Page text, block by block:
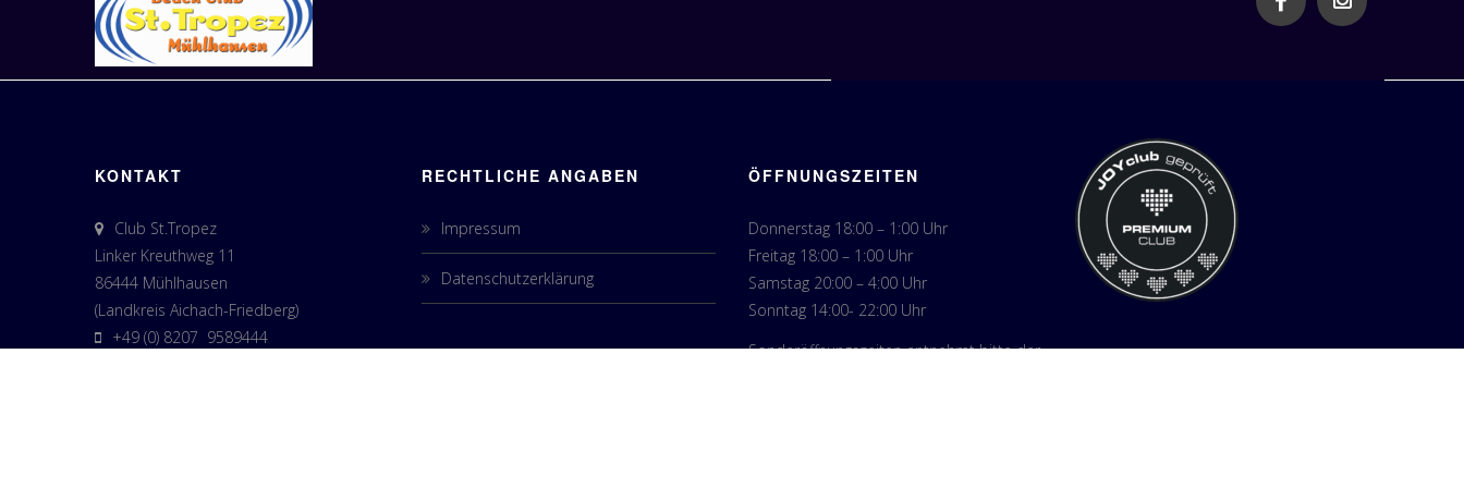
KONTAKT
Club St.Tropez
Linker Kreuthweg 11
86444 Mühlhausen
(Landkreis Aichach-Friedberg)
+49 (0) 8207 9589444
RECHTLICHE ANGABEN
Impressum
Datenschutzerklärung
ÖFFNUNGSZEITEN
Donnerstag 18:00 – 1:00 Uhr
Freitag 18:00 – 1:00 Uhr
Samstag 20:00 – 4:00 Uhr
Sonntag 14:00- 22:00 Uhr
Sonderöffnungszeiten entnehmt bitte der